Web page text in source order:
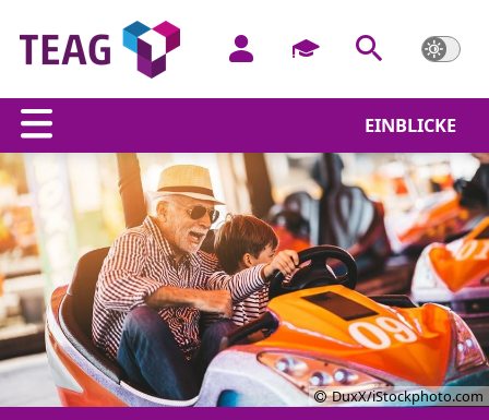
EINBLICKE
DuxX/iStockphoto.com